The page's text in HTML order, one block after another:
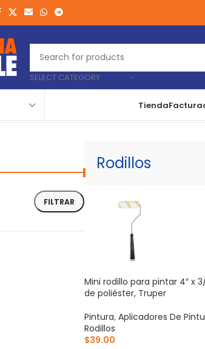
SELECT CATEGORY
Tienda
FILTRAR
Rodillos
Mini rodillo para pintar 4″ x
de poliéster, Truper
Pintura, Aplicadores De
Rodillos
$39.00